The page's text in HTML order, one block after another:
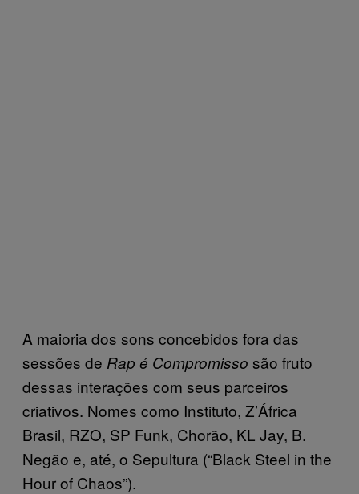
A maioria dos sons concebidos fora das
sessões de Rap é Compromisso são fruto
dessas interações com seus parceiros
criativos. Nomes como Instituto, Z’África
Brasil, RZO, SP Funk, Chorão, KL Jay, B.
Negão e, até, o Sepultura (“Black Steel in the
Hour of Chaos”).